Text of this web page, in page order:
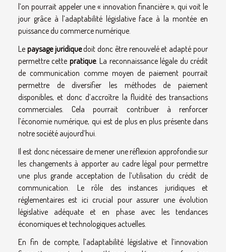
l’on pourrait appeler une « innovation financière », qui voit le
jour grâce à l’adaptabilité législative face à la montée en
puissance du commerce numérique.
Le paysage juridiquedoit donc être renouvelé et adapté pour
permettre cette pratique. La reconnaissance légale du crédit
de communication comme moyen de paiement pourrait
permettre de diversifier les méthodes de paiement
disponibles, et donc d’accroître la fluidité des transactions
commerciales. Cela pourrait contribuer à renforcer
l’économie numérique, qui est de plus en plus présente dans
notre société aujourd’hui.
Il est donc nécessaire de mener une réflexion approfondie sur
les changements à apporter au cadre légal pour permettre
une plus grande acceptation de l’utilisation du crédit de
communication. Le rôle des instances juridiques et
réglementaires est ici crucial pour assurer une évolution
législative adéquate et en phase avec les tendances
économiques et technologiques actuelles.
En fin de compte, l’adaptabilité législative et l’innovation